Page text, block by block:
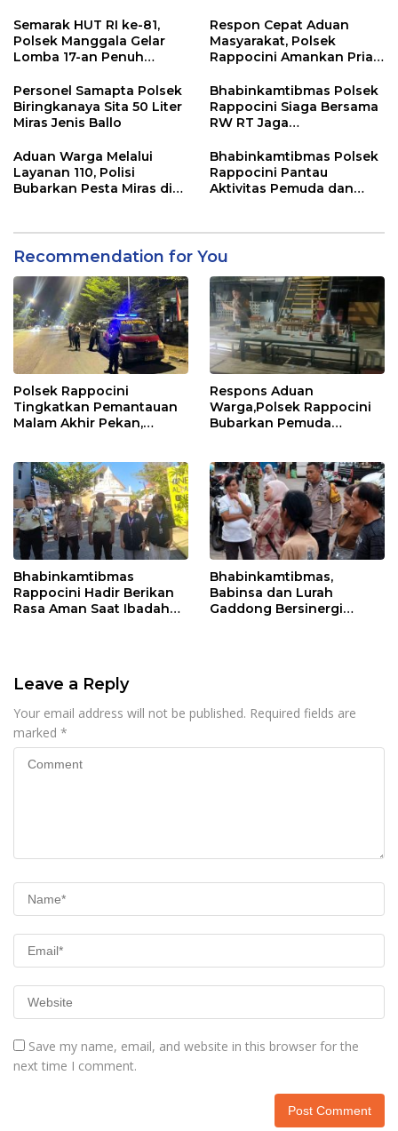
Pendapat Warga
Semarak HUT RI ke-81,
Polsek Manggala Gelar
Lomba 17-an Penuh
Respon Cepat Aduan
Masyarakat, Polsek
Rappocini Amankan Pria
Keributan
Personel Samapta Polsek
Biringkanaya Sita 50 Liter
Miras Jenis Ballo
Bhabinkamtibmas Polsek
Rappocini Siaga Bersama
RW RT Jaga
Aduan Warga Melalui
Layanan 110, Polisi
Bubarkan Pesta Miras di
Bhabinkamtibmas Polsek
Rappocini Pantau
Aktivitas Pemuda dan
Recommendation for You
Polsek Rappocini
Tingkatkan Pemantauan
Malam Akhir Pekan,
Respons Aduan
Warga,Polsek Rappocini
Bubarkan Pemuda
Bhabinkamtibmas
Rappocini Hadir Berikan
Rasa Aman Saat Ibadah
Bhabinkamtibmas,
Babinsa dan Lurah
Gaddong Bersinergi
Leave a Reply
Your email address will not be published. Required fields are
marked *
Save my name, email, and website in this browser for the
next time I comment.